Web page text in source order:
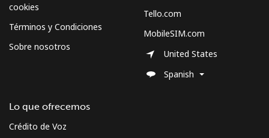
cookies
Términos y Condiciones
Sobre nosotros
Lo que ofrecemos
Crédito de Voz
Tello.com
MobileSIM.com
United States
Spanish